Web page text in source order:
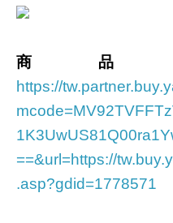
商
https://
==&url=https://
.asp?gdid=1778571